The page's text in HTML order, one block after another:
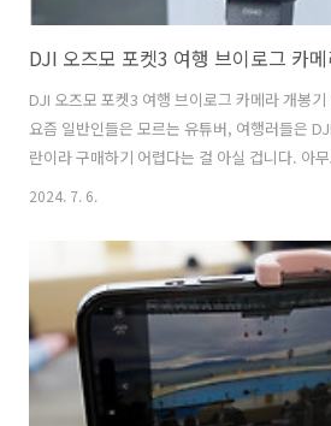
DJI 오즈모 포켓3 여행 브이로그 카메라 개봉
요즘 일반인들은 모르는 유튜버, 여행러들은
란이라 구매하기 어렵다는 걸 아실 겁니다. 아
비 준비물로 오즈모 포켓3를 선택하셨더라고요.
자도 이번에 1인치 짐벌 최강자 DJI 오즈모 포
던 부분을 정리하여 알려드리려고 합니다. 어
벌 오즈모 포켓3구매하려고 결정하였는 데,
보와 단품 중에 또 한 번의 난관에 부딪히고 말
보와 단품 중 뭘 사야 하지? 많은 사람들이 콤보
2024. 7. 6.